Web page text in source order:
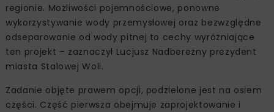
regionie. Możliwości pojemnościowe, ponowne
wykorzystywanie wody przemysłowej oraz bezwzględne
odseparowanie od wody pitnej to cechy wyróżniające
ten projekt – zaznaczył Lucjusz Nadbereżny prezydent
miasta Stalowej Woli.
Zadanie objęte prawem opcji, podzielone jest na osiem
części. Część pierwsza obejmuje zaprojektowanie i